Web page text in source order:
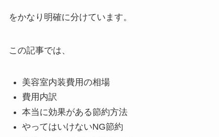
をかなり明確に分けています。
この記事では、
美容室内装費用の相場
費用内訳
本当に効果がある節約方法
やってはいけないNG節約